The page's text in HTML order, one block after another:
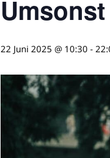
22 Juni 2025 @ 10:30 -